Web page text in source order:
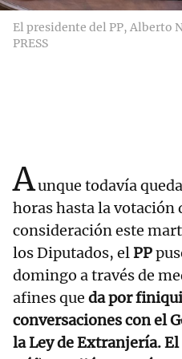
El presidente del PP, Alberto
PRESS
Aunque todavía
horas hasta la votación
consideración este
los Diputados, elPP
domingo a través de
afines que da por
conversaciones con el
la Ley de Extranjería.